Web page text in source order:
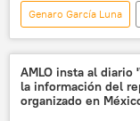
Genaro García Luna
seguridad
Felipe Calderón
narcotráfico
AMLO insta al diario
la información del
organizado en